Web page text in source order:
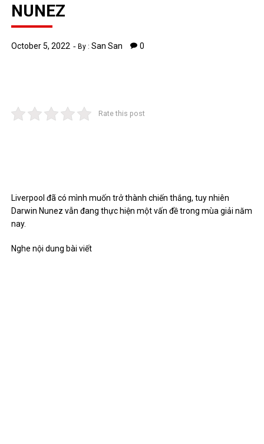
NUNEZ
October 5, 2022 By :San San 0
Rate this post
Liverpool đã có mình muốn trở thành chiến thắng, tuy nhiên
Darwin Nunez vẫn đang thực hiện một vấn đề trong mùa giải năm
nay.
Nghe nội dung bài viết